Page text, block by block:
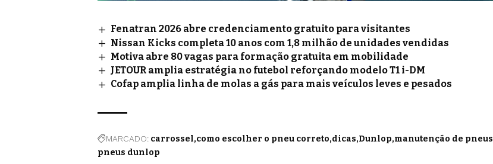
Fenatran 2026 abre credenciamento gratuito para visitantes
Nissan Kicks completa 10 anos com 1,8 milhão de unidades vendidas
Motiva abre 80 vagas para formação gratuita em mobilidade
JETOUR amplia estratégia no futebol reforçando modelo T1 i-DM
Cofap amplia linha de molas a gás para mais veículos leves e pesados
MARCADO: carrossel como escolher o pneu correto dicas Dunlop manutenção de pneus
pneus dunlop